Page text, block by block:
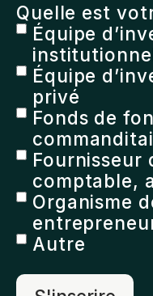
Quelle est
Équipe
Équipe
privé
Fonds de
Fournisseur
comptable,
Organisme
Autre